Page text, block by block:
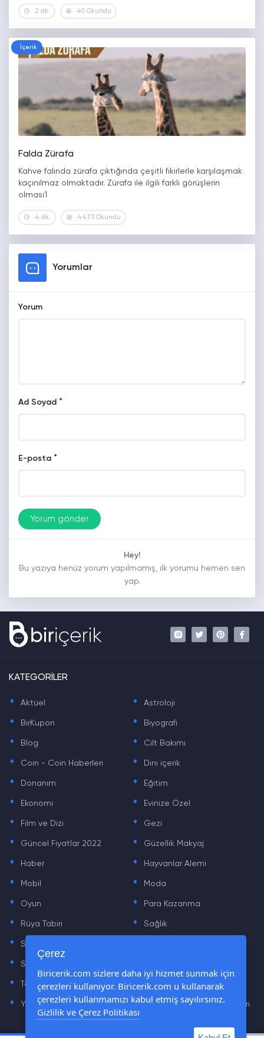
2 dk. 40 Okundu
İçerik
Falda Zürafa
Kahve falında zürafa çıktığında çeşitli fikirlerle karşılaşmak
kaçınılmaz olmaktadır. Zürafa ile ilgili farklı görüşlerin
olması1
4 dk. 4473 Okundu
Yorumlar
Yorum
Ad Soyad *
E-posta *
Hey!
Bu yazıya henüz yorum yapılmamış, ilk yorumu hemen sen
yap.
KATEGORİLER
. Aktüel . Astroloji
. BirKupon . Biyografi
. Blog . Cilt Bakımı
. Coin - Coin Haberleri . Dini içerik
. Donanım . Eğitim
. Ekonomi . Evinize Özel
. Film ve Dizi . Gezi
. Güncel Fiyatlar 2022 . Güzellik Makyaj
. Haber . Hayvanlar Alemi
. Mobil . Moda
. Oyun . Para Kazanma
. Rüya Tabiri . Sağlık
. Sinema .
. Sözler
. Teknoloji Haberleri . Yaşam
. Yazılım Haberleri . Yiyecek Önerileri ve Tarifleri
Çerez
Biricerik.com sizlere daha iyi hizmet sunmak için
çerezleri kullanıyor. Biricerik.com u kullanarak
çerezleri kullanmamızı kabul etmiş sayılırsınız.
Gizlilik ve Çerez Politikası